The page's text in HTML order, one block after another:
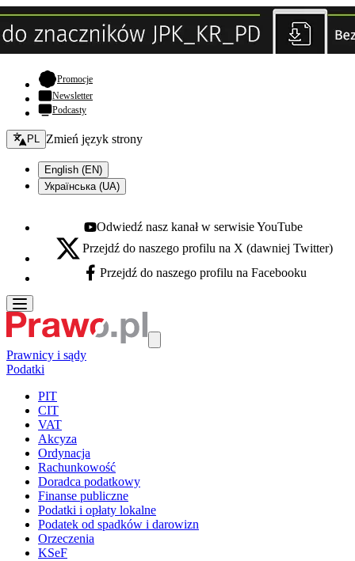
Promocje- otwiera się w nowej karcie
Newsletter
Podcasty
Zmień język - bieżący:
PL Zmień język strony
English (EN)
Українська (UA)
Youtube - otwiera się w nowej karcie
Odwiedź nasz kanał w serwisie YouTube
X - otwiera się w nowej karcie
Przejdź do naszego profilu na X (dawniej Twitter)
Facebook - otwiera się w nowej karcie
Przejdź do naszego profilu na Facebooku
Prawnicy i sądy
Podatki
PIT
CIT
VAT
Akcyza
Ordynacja
Rachunkowość
Doradca podatkowy
Finanse publiczne
Podatki i opłaty lokalne
Podatek od spadków i darowizn
Orzeczenia
KSeF